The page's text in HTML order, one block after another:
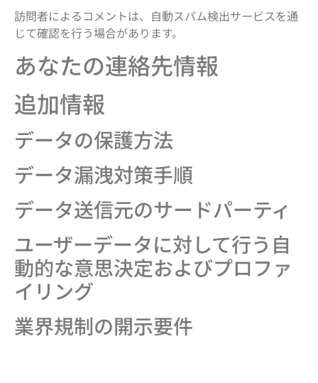
訪問者によるコメントは、自動スパム検出サービスを通
じて確認を行う場合があります。
あなたの連絡先情報
追加情報
データの保護方法
データ漏洩対策手順
データ送信元のサードパーティ
ユーザーデータに対して行う自
動的な意思決定およびプロファ
イリング
業界規制の開示要件